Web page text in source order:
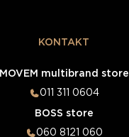
KONTAKT
MOVEM multibrand store
011 311 0604
BOSS store
060 8121 060